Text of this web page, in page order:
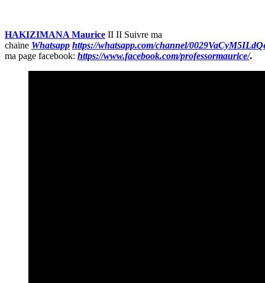
HAKIZIMANA Maurice II II Suivre ma
chaine Whatsapp https://whatsapp.com/channel/
ma page facebook: https://www.facebook.com/professormaurice/.